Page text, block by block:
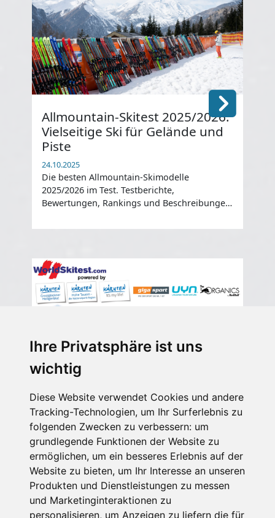
Ihre Privatsphäre ist uns
wichtig
Diese Website verwendet Cookies und andere
Tracking-Technologien, um Ihr Surferlebnis zu
folgenden Zwecken zu verbessern: um
grundlegende Funktionen der Website zu
ermöglichen, um ein besseres Erlebnis auf der
Website zu bieten, um Ihr Interesse an unseren
Produkten und Dienstleistungen zu messen
und Marketinginteraktionen zu
personalisieren, um Anzeigen zu liefern die für
Allmountain-Skitest 2025/2026:
Vielseitige Ski für Gelände und
Piste
24.10.2025
Die besten Allmountain-Skimodelle
2025/2026 im Test. Testberichte,
Bewertungen, Rankings und Beschreibungen